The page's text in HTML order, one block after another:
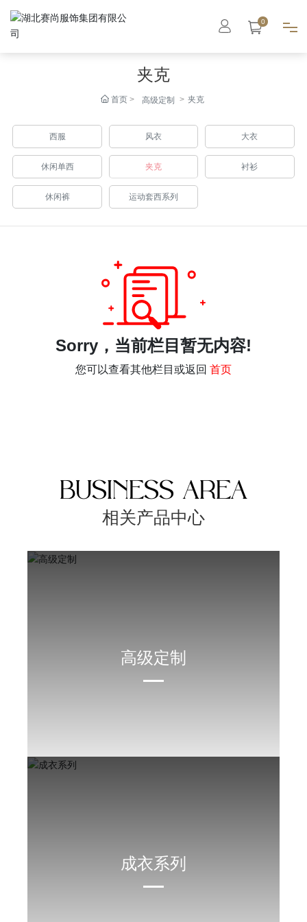
智能工厂
高级定制
0
夹克
首页 高级定制 夹克
西服 风衣 大衣
休闲单西 夹克 衬衫
休闲裤 运动套西系列
Sorry，当前栏目暂无内容!
您可以查看其他栏目或返回 首页
BUSINESS AREA
相关产品中心
高级定制
成衣系列